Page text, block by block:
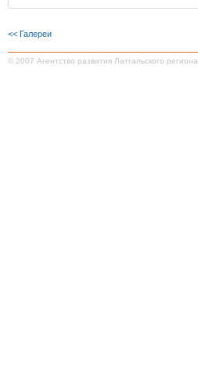
<< Галереи
© 2007 Агентство развития Латгальского региона